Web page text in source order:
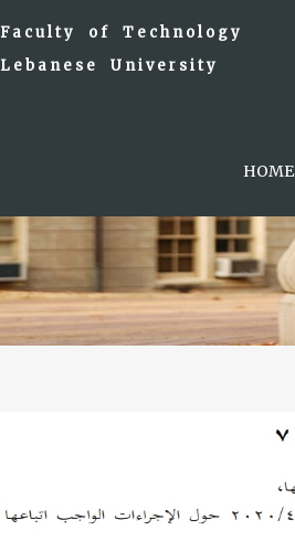
Faculty of Technology
Lebanese University
HOME